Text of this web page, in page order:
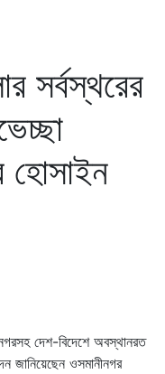
সর্বস্থরের
হোসাইন
দেশ-বিদেশে অবস্থানরত
জানিয়েছেন ওসমানীনগর